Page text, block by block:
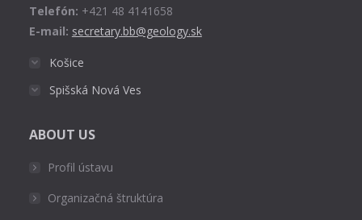
Telefón: +421 48 4141658
E-mail: secretary.bb@geology.sk
Košice
Spišská Nová Ves
ABOUT US
Profil ústavu
Organizačná štruktúra